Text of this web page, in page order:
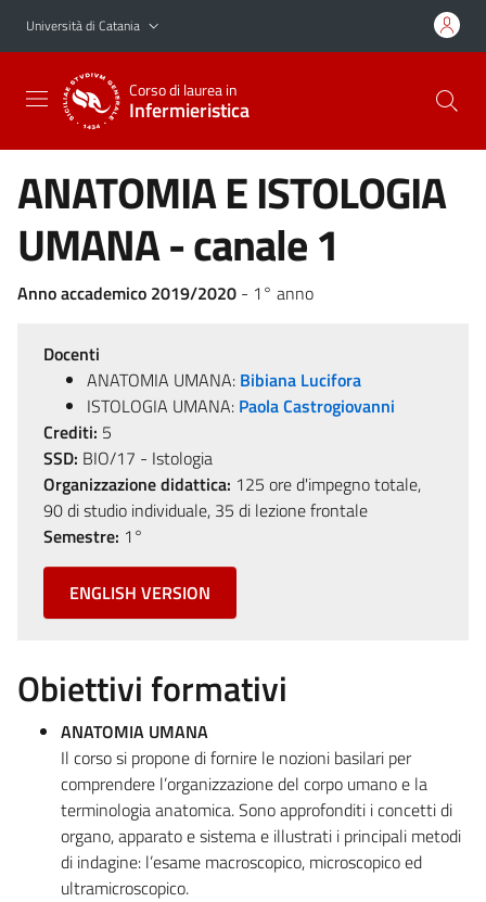
Vai al contenuto principale
Vai al menu di navigazione
Università di Catania
Corso di laurea in
Infermieristica
ANATOMIA E ISTOLOGIA
UMANA - canale 1
Anno accademico 2019/2020 - 1° anno
Docenti
ANATOMIA UMANA: Bibiana Lucifora
ISTOLOGIA UMANA: Paola Castrogiovanni
Crediti: 5
SSD: BIO/17 - Istologia
Organizzazione didattica: 125 ore d'impegno totale,
90 di studio individuale, 35 di lezione frontale
Semestre: 1°
ENGLISH VERSION
Obiettivi formativi
ANATOMIA UMANA
Il corso si propone di fornire le nozioni basilari per
comprendere l’organizzazione del corpo umano e la
terminologia anatomica. Sono approfonditi i concetti di
organo, apparato e sistema e illustrati i principali metodi
di indagine: l’esame macroscopico, microscopico ed
ultramicroscopico.